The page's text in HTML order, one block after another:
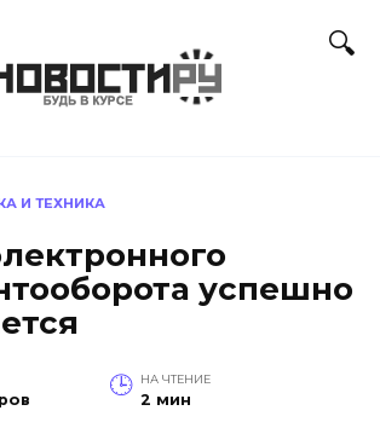
И ТЕХНИКА
успешно
НА ЧТЕНИЕ
2 мин